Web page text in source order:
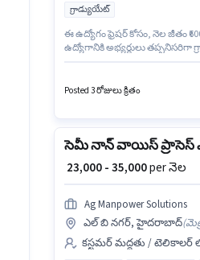
గ్రాడ్యుయేట్
ఈ ఉద్యోగం ఫ్రెషర్ కోసం, నెల జీతం
ఉద్యోగానికి అభ్యర్థులు తప్పనిసరిగా
Posted 3 రోజులు క్రితం
సెమీ నాన్ వాయిస్ ప్రాసెస్
₹ 23,000 - 35,000per నెల
Ag Manpower Solutions
ఎల్ బి నగర్, హైదరాబాద్(
కస్టమర్ మద్దతు / టెలికాలర్